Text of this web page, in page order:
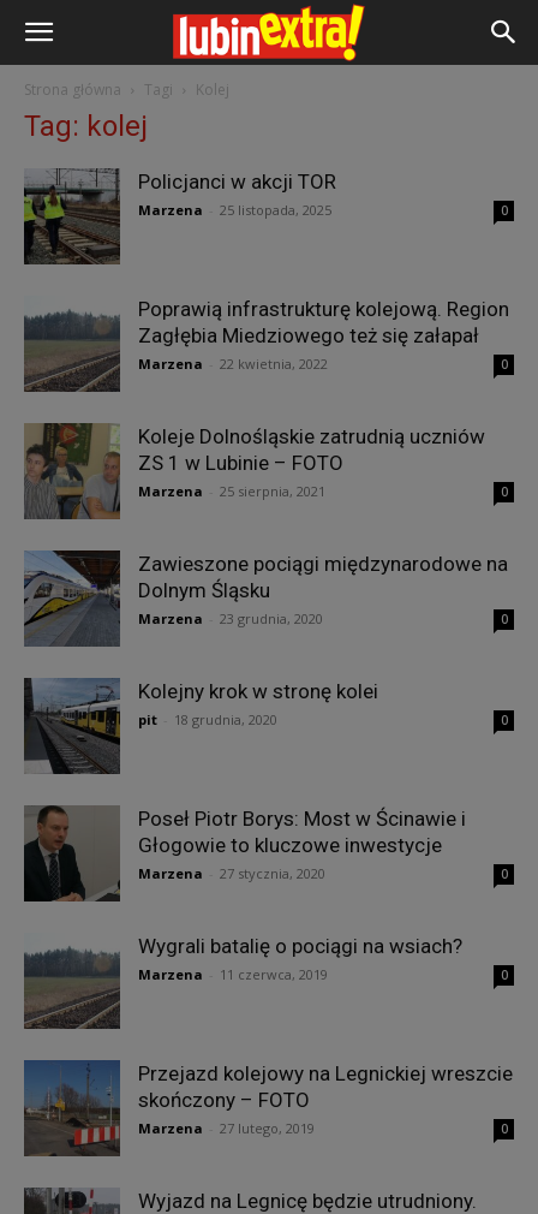
Strona główna Tagi Kolej
Tag: kolej
Policjanci w akcji TOR
Marzena 25 listopada, 2025 0
Poprawią infrastrukturę kolejową. Region
Zagłębia Miedziowego też się załapał
Marzena 22 kwietnia, 2022 0
Koleje Dolnośląskie zatrudnią uczniów
ZS 1 w Lubinie – FOTO
Marzena 25 sierpnia, 2021 0
Zawieszone pociągi międzynarodowe na
Dolnym Śląsku
Marzena 23 grudnia, 2020 0
Kolejny krok w stronę kolei
pit 18 grudnia, 2020 0
Poseł Piotr Borys: Most w Ścinawie i
Głogowie to kluczowe inwestycje
Marzena 27 stycznia, 2020 0
Wygrali batalię o pociągi na wsiach?
Marzena 11 czerwca, 2019 0
Przejazd kolejowy na Legnickiej wreszcie
skończony – FOTO
Marzena 27 lutego, 2019 0
Wyjazd na Legnicę będzie utrudniony.